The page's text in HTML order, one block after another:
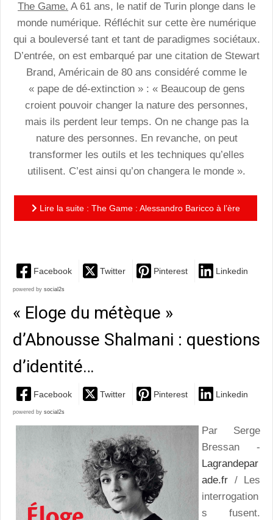
The Game. A 61 ans, le natif de Turin plonge dans le
monde numérique. Réfléchit sur cette ère numérique
qui a bouleversé tant et tant de paradigmes sociétaux.
D’entrée, on est embarqué par une citation de Stewart
Brand, Américain de 80 ans considéré comme le
« pape de dé-extinction » : « Beaucoup de gens
croient pouvoir changer la nature des personnes,
mais ils perdent leur temps. On ne change pas la
nature des personnes. En revanche, on peut
transformer les outils et les techniques qu’elles
utilisent. C’est ainsi qu’on changera le monde ».
Lire la suite : The Game : Alessandro Baricco à l’ère
Facebook Twitter Pinterest Linkedin
powered by social2s
« Eloge du métèque »
d’Abnousse Shalmani : questions
d’identité…
Facebook Twitter Pinterest Linkedin
powered by social2s
Par Serge
Bressan -
Lagrandepar
ade.fr / Les
interrogation
s fusent.